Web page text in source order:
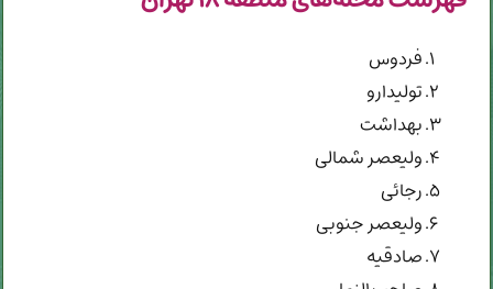
فردوس
تولیدارو
بهداشت
ولیعصر شمالی
رجائی
ولیعصر جنوبی
صادقیه